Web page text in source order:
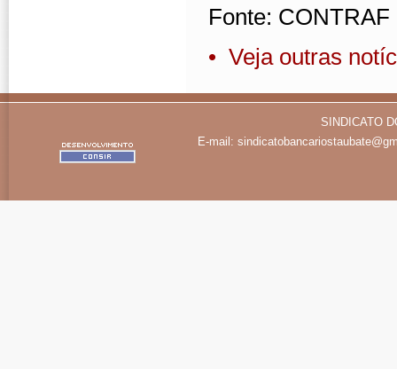
Fonte: CONTRAF
• Veja outras
SINDICATO
E-mail: